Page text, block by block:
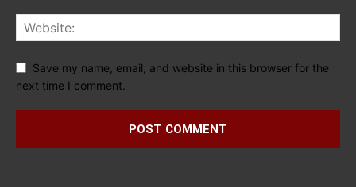
Save my name, email, and website in this browser for the
next time I comment.